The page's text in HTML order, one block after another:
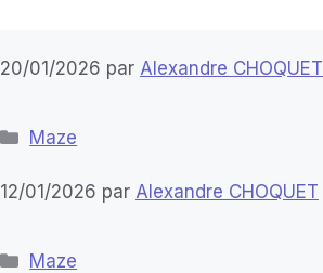
20/01/2026 par Alexandre CHOQUET
Catégories
Maze
12/01/2026 par Alexandre CHOQUET
Catégories
Maze